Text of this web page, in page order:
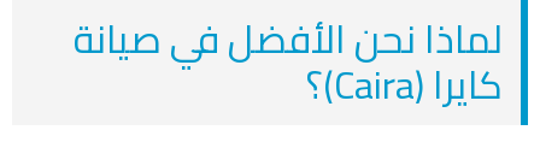
لماذا نحن الأفضل في صيانة
كايرا (Caira)؟